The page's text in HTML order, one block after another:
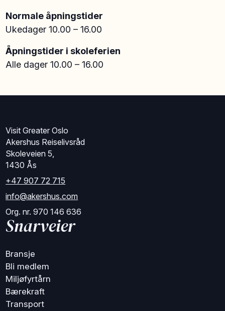
Normale åpningstider
Ukedager 10.00 – 16.00
Åpningstider i skoleferien
Alle dager 10.00 – 16.00
Visit Greater Oslo
Akershus Reiselivsråd
Skoleveien 5,
1430 Ås
+47 907 72 715
info@akershus.com
Org. nr. 970 146 636
Snarveier
Bransje
Bli medlem
Miljøfyrtårn
Bærekraft
Transport